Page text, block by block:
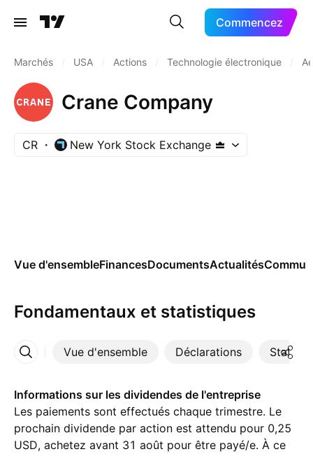
Commencez
Marchés USA Actions Technologie électronique
Crane Company
CR New York Stock Exchange
Vue d'ensembleFinancesDocumentsActualités
Fondamentaux et statistiques
Vue d'ensemble Déclarations
Plus
Informations sur les dividendes de l'entreprise
Les paiements sont effectués chaque trimestre. Le
prochain dividende par action est attendu pour 0,25
USD, achetez avant 31 août pour être payé/e. À ce